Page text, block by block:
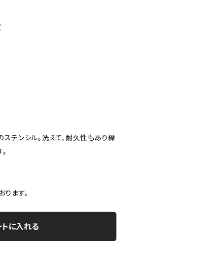
テンシル。洗えて、耐久性もあり繰
ます。
に入れる